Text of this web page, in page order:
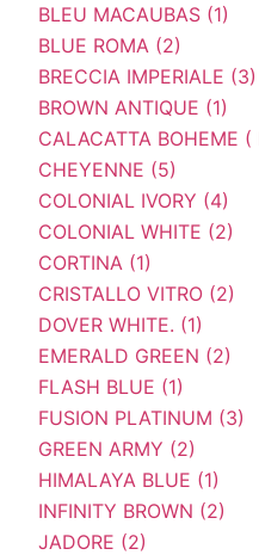
BLEU MACAUBAS (1)
BLUE ROMA (2)
BRECCIA IMPERIALE (3)
BROWN ANTIQUE (1)
CALACATTA BOHEME
CHEYENNE (5)
COLONIAL IVORY (4)
COLONIAL WHITE (2)
CORTINA (1)
CRISTALLO VITRO (2)
DOVER WHITE. (1)
EMERALD GREEN (2)
FLASH BLUE (1)
FUSION PLATINUM (3)
GREEN ARMY (2)
HIMALAYA BLUE (1)
INFINITY BROWN (2)
JADORE (2)